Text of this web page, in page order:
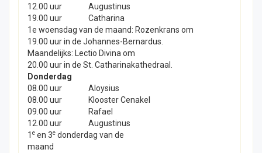
12.00 uur
Augustinus
19.00 uur
Catharina
1e woensdag van de maand: Rozenkrans om
19.00 uur in de Johannes-Bernardus.
Maandelijks: Lectio Divina om
20.00 uur in de St. Catharinakathedraal.
Donderdag
08.00 uur
Aloysius
08.00 uur
Klooster Cenakel
09.00 uur
Rafael
12.00 uur
Augustinus
1 e en 3e donderdag van de
maand